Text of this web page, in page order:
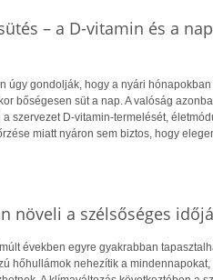
– a D-vitamin és a
úgy gondolják, hogy a nyári
bőségesen süt a nap. A valóság
a szervezet D-vitamin-termelését,
miatt nyáron sem biztos, hogy
növeli a szélsőséges
években egyre gyakrabban
hőhullámok nehezítik a